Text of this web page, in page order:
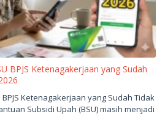
BPJS Ketenagakerjaan yang Sudah
Ketenagakerjaan yang Sudah Tidak
Subsidi Upah (BSU) masih menjadi